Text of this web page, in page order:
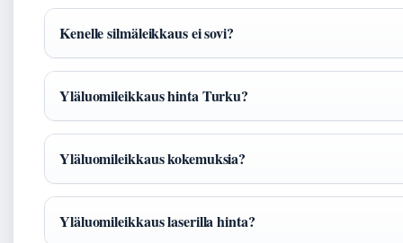
Kenelle silmäleikkaus ei sovi?
Yläluomileikkaus hinta Turku?
Yläluomileikkaus kokemuksia?
Yläluomileikkaus laserilla hinta?